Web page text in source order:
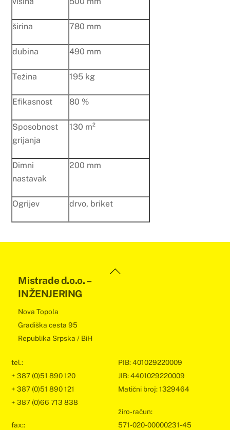
širina 780 mm
dubina 490 mm
Težina 195 kg
Efikasnost 80 %
Sposobnost
grijanja
130 m²
Dimni
nastavak
200 mm
Ogrijev drvo, briket
Back
Mistrade d.o.o. –
INŽENJERING
Nova Topola
Gradiška cesta 95
Republika Srpska / BiH
tel.:
+ 387 (0)51 890 120
+ 387 (0)51 890 121
+ 387 (0)66 713 838
fax::
PIB: 401029220009
JIB: 4401029220009
Matični broj: 1329464
žiro-račun:
571-020-00000231-45